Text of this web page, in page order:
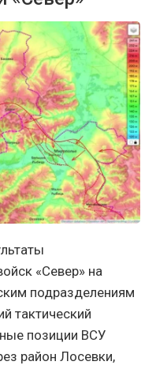
«Север» на
подразделениям
тактический
позиции ВСУ
район Лосевки,